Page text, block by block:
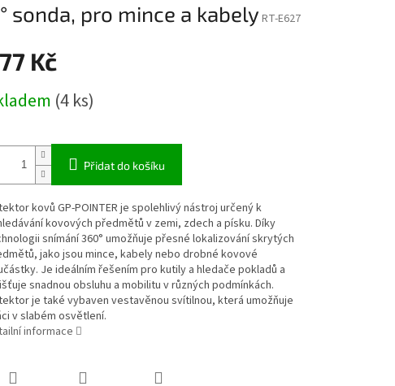
sonda, pro mince a kabely RT-E627
Kč
(4 ks)
Přidat do košíku
kovů GP-POINTER je spolehlivý nástroj určený k
kovových předmětů v zemi, zdech a písku. Díky
snímání 360° umožňuje přesné lokalizování skrytých
jako jsou mince, kabely nebo drobné kovové
Je ideálním řešením pro kutily a hledače pokladů a
snadnou obsluhu a mobilitu v různých podmínkách.
je také vybaven vestavěnou svítilnou, která umožňuje
v slabém osvětlení.
informace